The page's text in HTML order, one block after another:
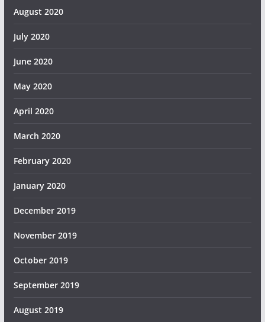
August 2020
July 2020
June 2020
May 2020
April 2020
March 2020
February 2020
January 2020
December 2019
November 2019
October 2019
September 2019
August 2019